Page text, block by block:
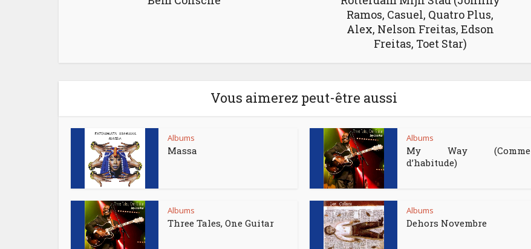
Ramos, Casuel, Quatro Plus,
Alex, Nelson Freitas, Edson
Freitas, Toet Star)
Vous aimerez peut-être aussi
Albums
Massa
Albums
My Way (Comme
d’habitude)
Albums
Three Tales, One Guitar
Albums
Dehors Novembre